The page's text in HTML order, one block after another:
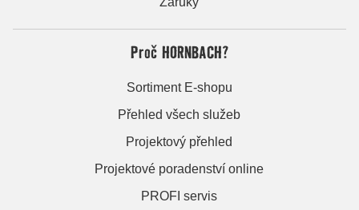
Proč HORNBACH?
Sortiment E-shopu
Přehled všech služeb
Projektový přehled
Projektové poradenství online
PROFI servis